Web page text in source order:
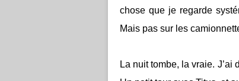
chose que je regarde
Mais pas sur les
La nuit tombe, la vraie.